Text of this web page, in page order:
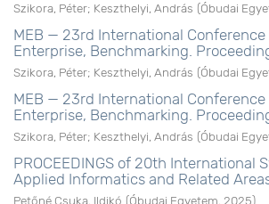
Szikora, Péter; Keszthelyi, András (Óbudai
MEB — 23rd International
Enterprise, Benchmarking.
Szikora, Péter; Keszthelyi, András (Óbudai
MEB — 23rd International
Enterprise, Benchmarking.
Szikora, Péter; Keszthelyi, András (Óbudai
PROCEEDINGS of 20th International
Applied Informatics and Related
Petőné Csuka, Ildikó (Óbudai Egyetem 2025)